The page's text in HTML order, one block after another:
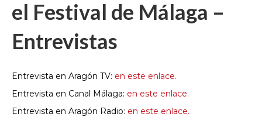
el Festival de Málaga –
Entrevistas
Entrevista en Aragón TV: en este enlace.
Entrevista en Canal Málaga: en este enlace.
Entrevista en Aragón Radio: en este enlace.